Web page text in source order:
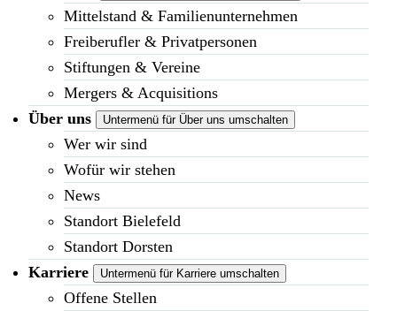
Mittelstand & Familienunternehmen
Freiberufler & Privatpersonen
Stiftungen & Vereine
Mergers & Acquisitions
Über uns
Untermenü für Über uns umschalten
Wer wir sind
Wofür wir stehen
News
Standort Bielefeld
Standort Dorsten
Karriere
Untermenü für Karriere umschalten
Offene Stellen